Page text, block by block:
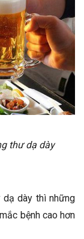
thư dạ dày
dày thì những
bệnh cao hơn